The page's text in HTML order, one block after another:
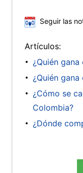
Seguir las
Artículos:
¿Quién
¿Quién
¿Cómo se
Colombia?
¿Dónde